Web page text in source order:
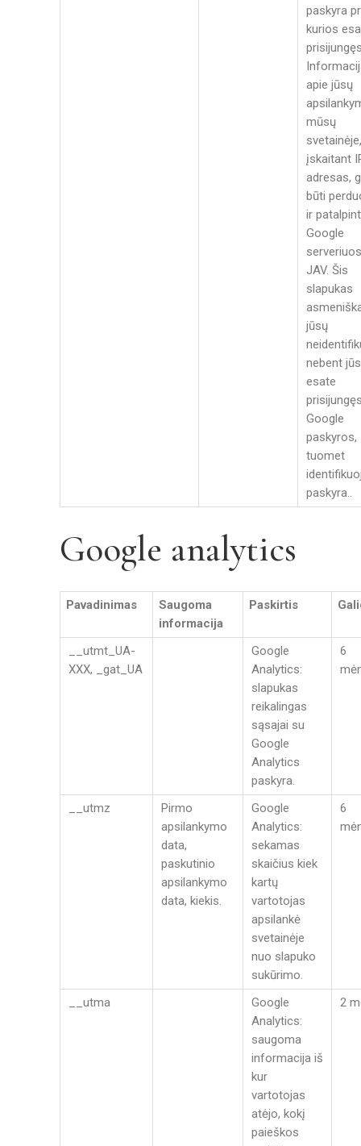
paskyra
kurios
apie jūsų
mūsų
svetainėje,
įskaitant
adresas,
būti
ir
Google
JAV. Šis
slapukas
jūsų
nebent jūs
esate
Google
paskyros,
tuomet
paskyra..
Google analytics
Pavadinimas
Saugoma
informacija
Paskirtis
__utmt_UA-
XXX, _gat_UA
Google
Analytics:
slapukas
reikalingas
sąsajai su
Google
Analytics
paskyra.
6
__utmz
Pirmo
apsilankymo
data,
paskutinio
apsilankymo
data, kiekis.
Google
Analytics:
sekamas
skaičius kiek
kartų
vartotojas
apsilankė
svetainėje
nuo slapuko
sukūrimo.
6
__utma
Google
Analytics:
saugoma
informacija iš
kur
vartotojas
atėjo, kokį
paieškos
2